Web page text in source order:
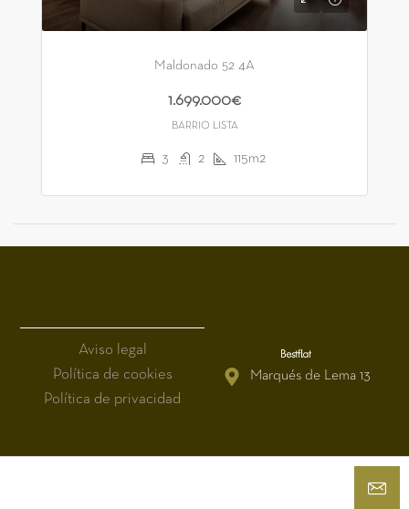
Maldonado 52 4A
1.699.000€
BARRIO LISTA
3 2 115m2
Marqués de Lema 13
Aviso legal
Política de cookies
Política de privacidad